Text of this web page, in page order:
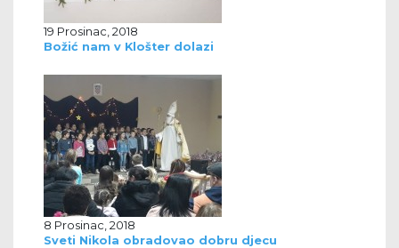
19 Prosinac, 2018
Božić nam v Klošter dolazi
8 Prosinac, 2018
Sveti Nikola obradovao dobru djecu